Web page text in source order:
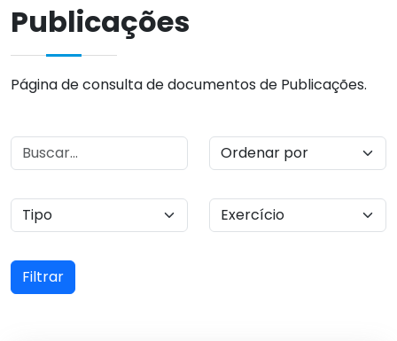
Publicações
Página de consulta de documentos de Publicações.
Filtrar